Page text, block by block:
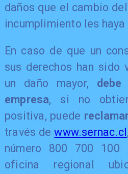
daños que el cambio
incumplimiento les haya
En caso de que un
sus derechos han sido
un daño mayor,
empresa, si no
positiva, puede
través dewww.sernac.cl
número 800 700
oficina regional